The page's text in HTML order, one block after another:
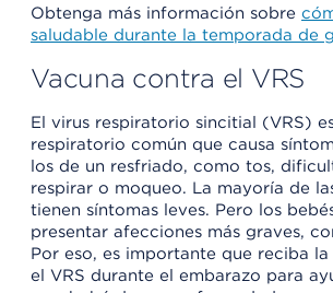
Obtenga más información sobre
saludable durante la temporada de
Vacuna contra el VRS
El virus respiratorio sincitial (VRS)
respiratorio común que causa
los de un resfriado, como tos,
respirar o moqueo. La mayoría de
tienen síntomas leves. Pero los
presentar afecciones más graves,
Por eso, es importante que reciba
el VRS durante el embarazo para